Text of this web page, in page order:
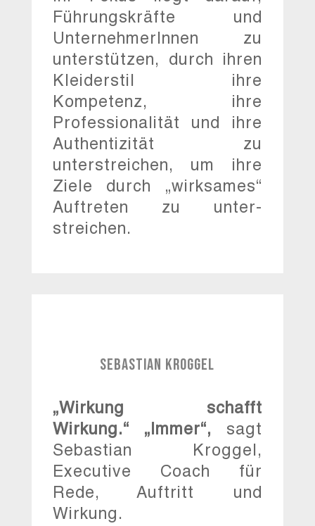
Führungskräfte und
UnternehmerInnen zu
unterstützen, durch ihren
Kleiderstil ihre
Kompetenz, ihre
Professionalität und ihre
Authentizität zu
unterstreichen, um ihre
Ziele durch „wirksames“
Auftreten zu unter-
streichen.
Sebastian Kroggel
„Wirkung schafft
Wirkung.“ „Immer“, sagt
Sebastian Kroggel,
Executive Coach für
Rede, Auftritt und
Wirkung.